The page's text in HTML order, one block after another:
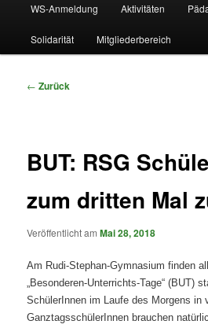
WS-Anmeldung Aktivitäten
Solidarität Mitgliederbereich
Beitragsnavigation
← Zurück
BUT: RSG
zum dritten Mal
Veröffentlicht amMai 28, 2018
Am Rudi-Stephan-Gymnasium finden
„Besonderen-Unterrichts-Tage“ (BUT)
SchülerInnen im Laufe des Morgens in
GanztagsschülerInnen brauchen